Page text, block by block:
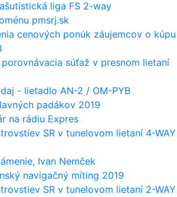
liga FS 2-way
pmsrj.sk
cenových ponúk záujemcov o kúpu
súťaž v presnom lietaní
- lietadlo AN-2 / OM-PYB
padákov 2019
na rádiu Expres
SR v tunelovom lietaní 4-WAY
Ivan Nemček
navigačný míting 2019
SR v tunelovom lietaní 2-WAY